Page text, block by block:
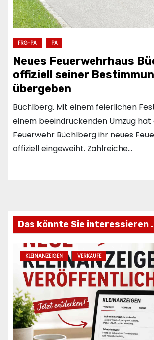
FRG-PA PA
Neues Feuerwehrhaus
offiziell seiner
übergeben
Büchlberg. Mit einem feierlichen
einem beeindruckenden Umzug hat
Feuerwehr Büchlberg ihr neues
offiziell eingeweiht. Zahlreiche…
Das könnte Sie interessieren
KLEINANZEIGEN VERKAUFE